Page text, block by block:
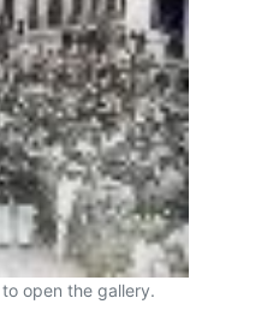
open the gallery.